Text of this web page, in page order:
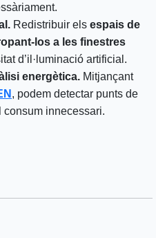
Redistribuir els espais de
los a les finestres
d’il·luminació artificial.
energètica.Mitjançant
, podem detectar punts de
consum innecessari.